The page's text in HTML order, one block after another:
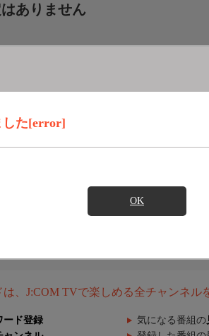
した[error]
OK
ありません
、J:COM TVで楽しめる全チャンネル
ード登録 気になる番組の